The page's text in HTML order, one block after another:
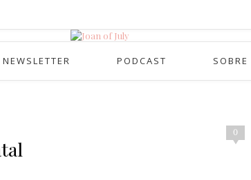
NEWSLETTER PODCAST SOBRE
0